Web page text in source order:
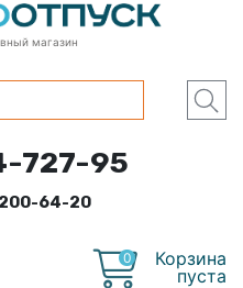
магазин
727-95
64-20
0
Корзина
пуста